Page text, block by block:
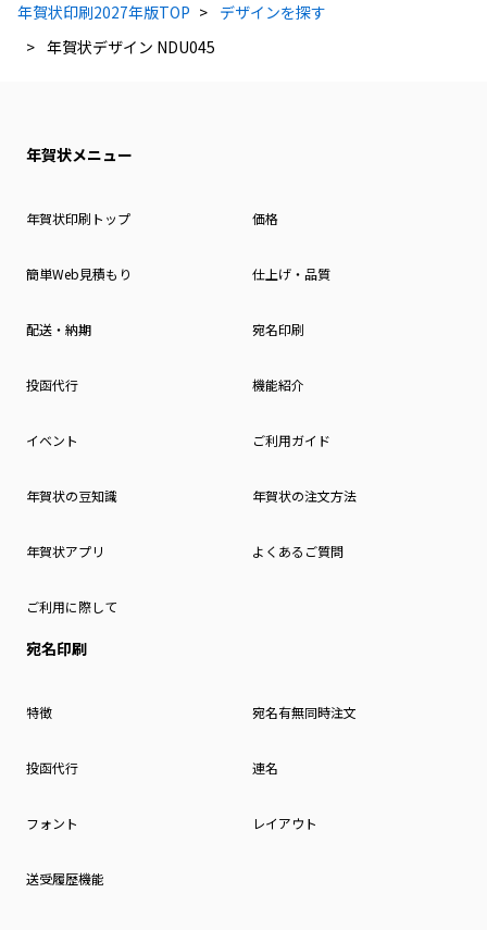
年賀状印刷2027年版TOP
デザインを探す
年賀状デザイン NDU045
年賀状メニュー
年賀状印刷トップ 価格
簡単Web見積もり 仕上げ・品質
配送・納期 宛名印刷
投函代行 機能紹介
イベント ご利用ガイド
年賀状の豆知識 年賀状の注文方法
年賀状アプリ よくあるご質問
ご利用に際して
宛名印刷
特徴 宛名有無同時注文
投函代行 連名
フォント レイアウト
送受履歴機能